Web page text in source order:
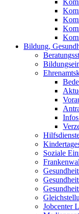
Bildung,
Soziale
Jobcenter